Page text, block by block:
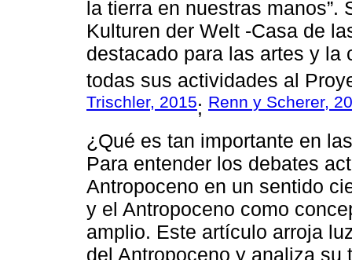
la tierra en nuestras manos”.
Kulturen der Welt -Casa de
destacado para las artes y la
todas sus actividades al
Trischler, 2015; Renn y Scherer,
¿Qué es tan importante en
Para entender los debates
Antropoceno en un sentido
y el Antropoceno como
amplio. Este artículo arroja
del Antropoceno y analiza